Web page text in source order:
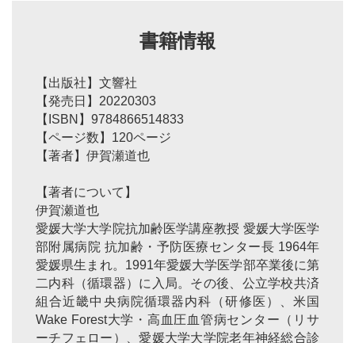
書籍情報
【出版社】文響社
【発売日】20220303
【ISBN】9784866514833
【ページ数】120ページ
【著者】伊賀瀬道也
【著者について】
伊賀瀬道也
愛媛大学大学院抗加齢医学講座教授 愛媛大学医学
部附属病院 抗加齢・予防医療センター長 1964年
愛媛県生まれ。1991年愛媛大学医学部卒業後に第
二内科（循環器）に入局。その後、公立学校共済
組合近畿中央病院循環器内科（研修医）、米国
Wake Forest大学・高血圧血管病センター（リサ
ーチフェロー）、愛媛大学大学院老年神経総合診